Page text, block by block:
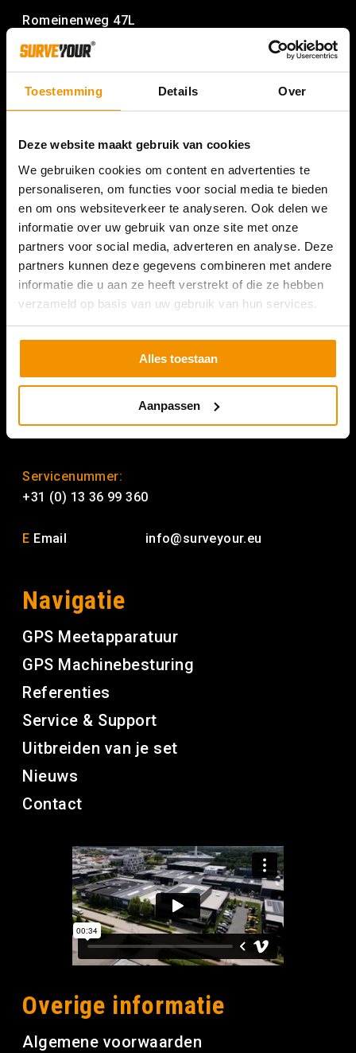
Toestemming Details Over
Deze website maakt gebruik van cookies
We gebruiken cookies om content en advertenties te
personaliseren, om functies voor social media te bieden
en om ons websiteverkeer te analyseren. Ook delen we
informatie over uw gebruik van onze site met onze
partners voor social media, adverteren en analyse. Deze
partners kunnen deze gegevens combineren met andere
informatie die u aan ze heeft verstrekt of die ze hebben
verzameld op basis van uw gebruik van hun services.
Alles toestaan
Aanpassen
Romeinenweg 47L
5349 AL Oss
+31 (0) 412 74 80 27
(Bezoek enkel op afspraak)
SURVEYOUR BELGIE
Hoge Mauw 1120
2370 Arendonk België
+32 (0) 14 76 23 88
Servicenummer:
+31 (0) 13 36 99 360
E Email info@surveyour.eu
Navigatie
GPS Meetapparatuur
GPS Machinebesturing
Referenties
Service & Support
Uitbreiden van je set
Nieuws
Contact
Overige informatie
Algemene voorwaarden